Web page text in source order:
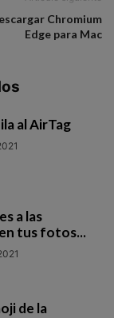
Chromium
Edge para Mac
al AirTag
a las
tus fotos...
de la